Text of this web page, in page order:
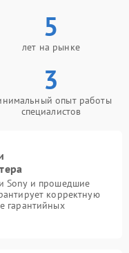
5
лет на рынке
3
опыт работы
специалистов
Sony и прошедшие
корректную
гарантийных